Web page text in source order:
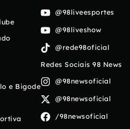
e Bigode
@98liveesportes
@98liveshow
@rede98oficial
Redes Sociais 98 News
@98newsoficial
@98newsoficial
/98newsoficial